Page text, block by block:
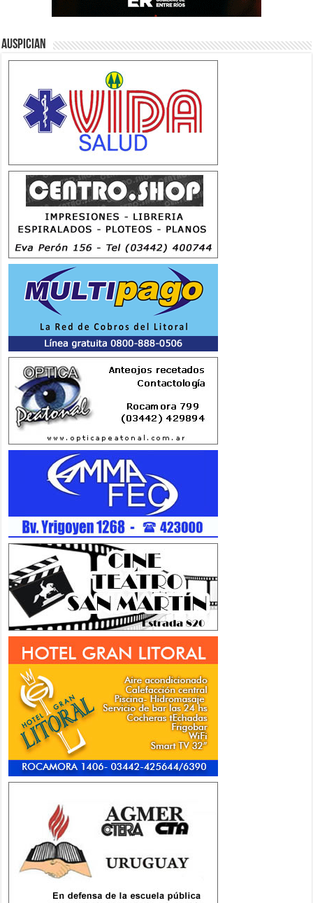
Auspician